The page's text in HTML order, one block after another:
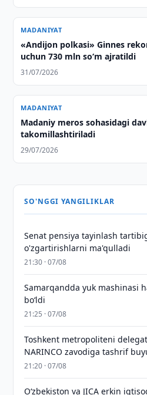
MADANIYAT
«Andijon polkasi» Ginnes
uchun 730 mln so‘m ajratildi
31/07/2026
MADANIYAT
Madaniy meros sohasidagi
takomillashtiriladi
29/07/2026
SO'NGGI YANGILIKLAR
Senat pensiya tayinlash
o'zgartirishlarni ma'qulladi
21:30 · 07/08
Samarqandda yuk mashinasi
bo‘ldi
21:25 · 07/08
Toshkent metropoliteni
NARINCO zavodiga tashrif
21:20 · 07/08
Oʻzbekiston va JICA erkin